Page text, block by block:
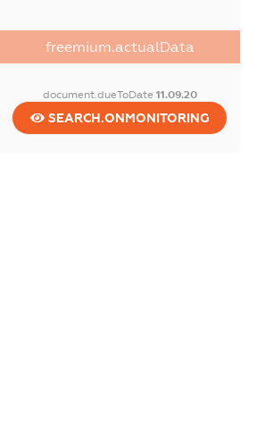
freemium.actualData
document.dueToDate 11.09.20
SEARCH.ONMONITORING